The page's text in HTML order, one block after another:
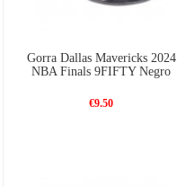
Gorra Dallas Mavericks 2024
NBA Finals 9FIFTY Negro
€9.50